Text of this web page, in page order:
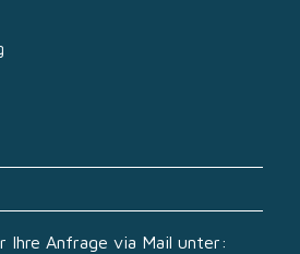
Ihre Anfrage via Mail unter: